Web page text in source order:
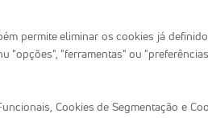
permite eliminar os cookies já
"ferramentas" ou
Cookies de Segmentação e